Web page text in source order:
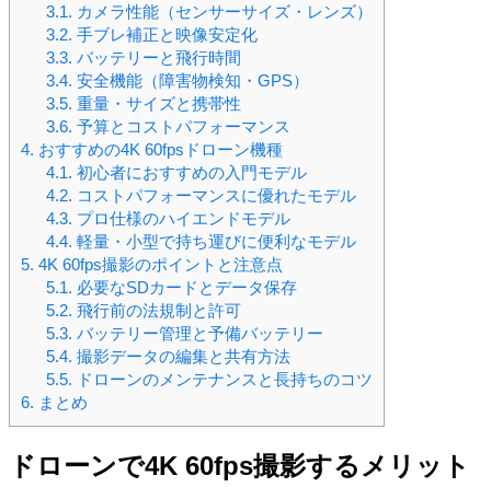
3.1. カメラ性能（センサーサイズ・レンズ）
3.2. 手ブレ補正と映像安定化
3.3. バッテリーと飛行時間
3.4. 安全機能（障害物検知・GPS）
3.5. 重量・サイズと携帯性
3.6. 予算とコストパフォーマンス
4. おすすめの4K 60fpsドローン機種
4.1. 初心者におすすめの入門モデル
4.2. コストパフォーマンスに優れたモデル
4.3. プロ仕様のハイエンドモデル
4.4. 軽量・小型で持ち運びに便利なモデル
5. 4K 60fps撮影のポイントと注意点
5.1. 必要なSDカードとデータ保存
5.2. 飛行前の法規制と許可
5.3. バッテリー管理と予備バッテリー
5.4. 撮影データの編集と共有方法
5.5. ドローンのメンテナンスと長持ちのコツ
6. まとめ
ドローンで4K 60fps撮影するメリット